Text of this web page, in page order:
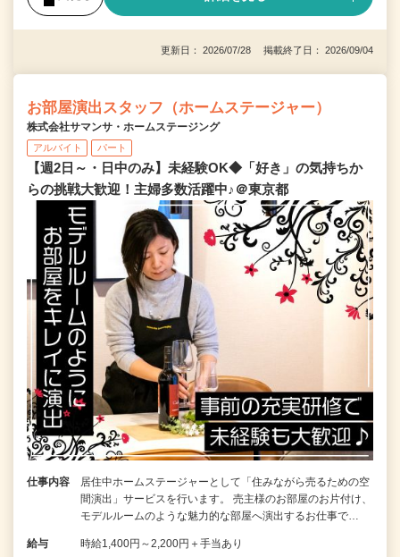
更新日： 2026/07/28 掲載終了日： 2026/09/04
お部屋演出スタッフ（ホームステージャー）
株式会社サマンサ・ホームステージング
アルバイト パート
【週2日～・日中のみ】未経験OK◆「好き」の気持ちか
らの挑戦大歓迎！主婦多数活躍中♪＠東京都
仕事内容
居住中ホームステージャーとして「住みながら売るための空
間演出」サービスを行います。 売主様のお部屋のお片付け、
モデルルームのような魅力的な部屋へ演出するお仕事で…
給与 時給1,400円～2,200円＋手当あり